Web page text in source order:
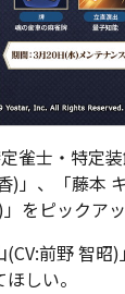
雀士・特定
)」、「藤本
をピックアッ
前野 智
しい。